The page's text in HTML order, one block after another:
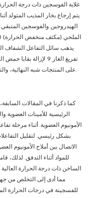
يتم إرجاع بخار المذيب المتولد
الهيدروجين والفوسجين
يذهب سائل التفاعل الشفاف
على المنتجات شبه النهائية، والتي يتم بعد ذلك إرسالها إلى قسم التقطير للمعالجة.
كما ذكرنا في المقالات
الرئيسية للأمينات العضوية
الأمونيوم العضوية. أثناء مرحلة
بشكل رئيسي. لتقليل
الاتصال بين أملاح الأمونيوم
للمواد أثناء التدفق.
الساخن ذات درجة الحرارة
مما أدى إلى التخلص من
للفسجينة في درجات الحرارة